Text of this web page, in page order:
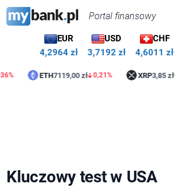
Portal finansowy
EUR
4,2964 zł
USD
3,7192 zł
CHF
4,6011 zł
ETH7119,00 zł 0,21% XRP3,85 zł 0,16%
Kluczowy test w USA